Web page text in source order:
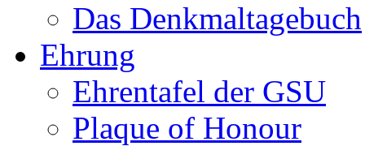
Das Denkmaltagebuch
Ehrung
Ehrentafel der GSU
Plaque of Honour